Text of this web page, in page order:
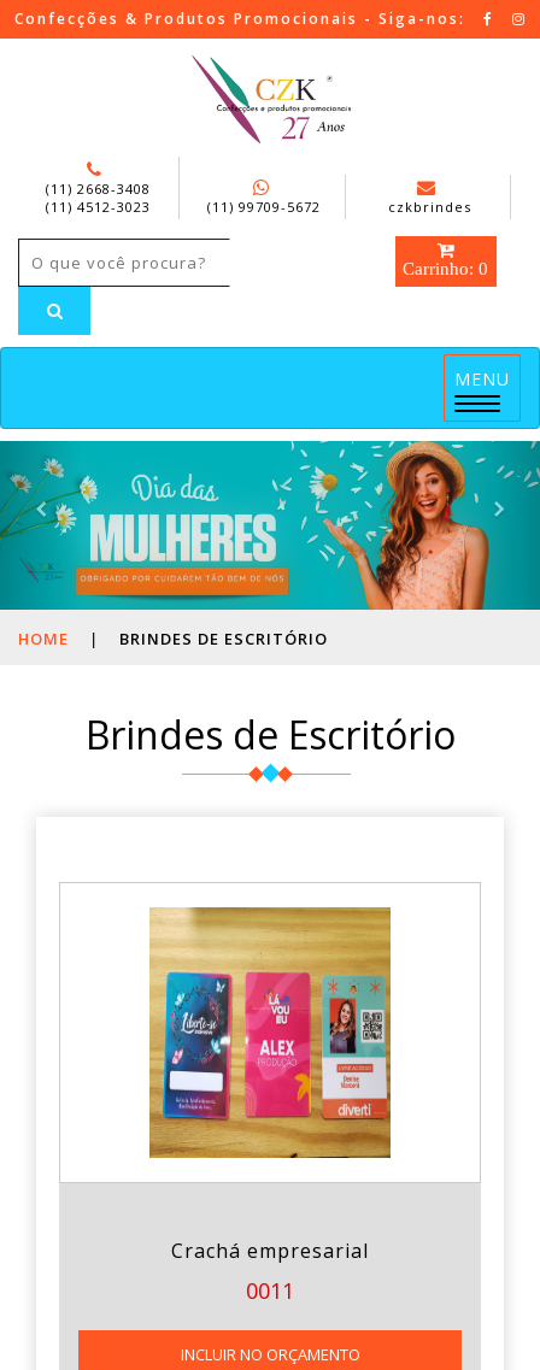
Confecções & Produtos Promocionais - Siga-nos:
(11) 2668-3408
(11) 4512-3023
(11) 99709-5672 czkbrindes
Carrinho: 0
MENU
Menu
HOME | BRINDES DE ESCRITÓRIO
Brindes de Escritório
Crachá empresarial
0011
INCLUIR NO ORÇAMENTO